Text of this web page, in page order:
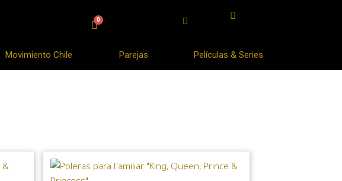
Movimiento Chile Parejas Películas & Series